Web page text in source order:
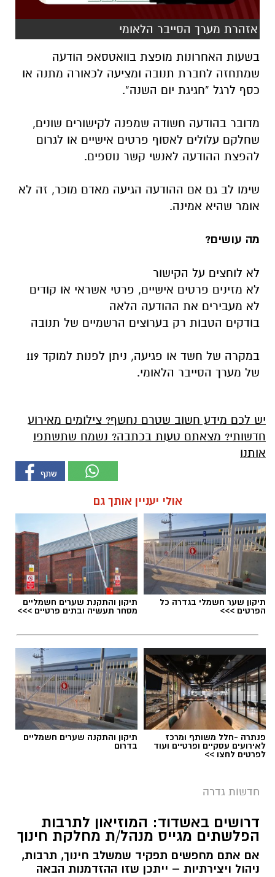
אזהרת מערך הסייבר הלאומי
בשעות האחרונות מופצת בוואטסאפ הודעה
שמתחזה לחברת תנובה ומציעה לכאורה מתנה או
כסף לרגל “חגיגת יום השנה”.
מדובר בהודעה חשודה שמפנה לקישורים שונים,
שחלקם עלולים לאסוף פרטים אישיים או לגרום
להפצת ההודעה לאנשי קשר נוספים.
שימו לב גם אם ההודעה הגיעה מאדם מוכר, זה לא
אומר שהיא אמינה.
מה עושים?
לא לוחצים על הקישור
לא מזינים פרטים אישיים, פרטי אשראי או קודים
לא מעבירים את ההודעה הלאה
בודקים הטבות רק בערוצים הרשמיים של תנובה
במקרה של חשד או פגיעה, ניתן לפנות למוקד 119
של מערך הסייבר הלאומי.
יש לכם מידע חשוב שטרם נחשף? צילומים מאירוע
חדשותי? מצאתם טעות בכתבה? נשמח שתשתפו
אותנו
אולי יעניין אותך גם
תיקון שער חשמלי בגדרה כל
הפרטים >>>
תיקון והתקנת שערים חשמליים
מסחר תעשיה ובתים פרטיים >>>
פנתרה -חלל משותף ומרכז
לאירועים עסקיים ופרטיים ועוד
לפרטים לחצו >>
תיקון והתקנה שערים חשמליים
בדרום
חדשות גדרה
דרושים באשדוד: המוזיאון לתרבות
הפלשתים מגייס מנהל/ת מחלקת חינוך
אם אתם מחפשים תפקיד שמשלב חינוך, תרבות,
ניהול ויצירתיות – ייתכן שזו ההזדמנות הבאה